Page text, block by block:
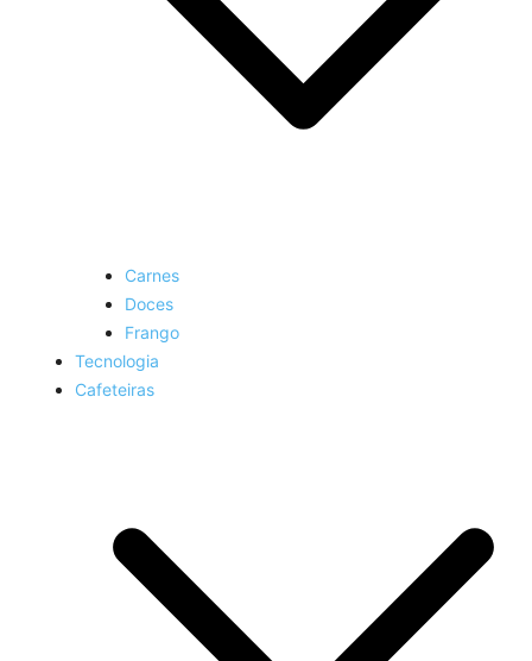
Carnes
Doces
Frango
Tecnologia
Cafeteiras